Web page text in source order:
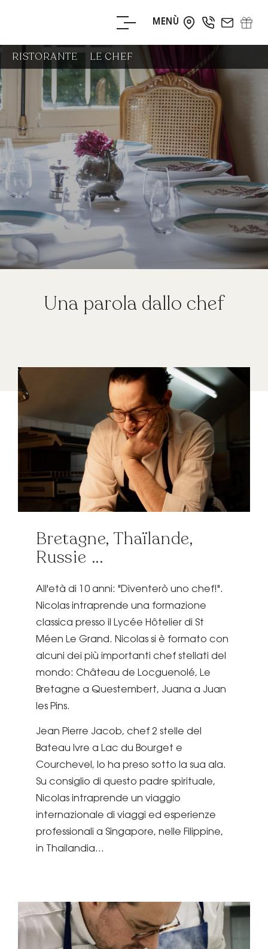
MENÙ
PRENOTA
ADESSO
PRENOTA UN
TAVOLO
GIFT BOX
PRENOTA IL TUO
EVENTO
PRIVATO/PRO
RISTORANTE LE CHEF
Una parola dallo chef
Bretagne, Thaïlande,
Russie ...
All'età di 10 anni: "Diventerò uno chef!".
Nicolas intraprende una formazione
classica presso il Lycée Hôtelier di St
Méen Le Grand. Nicolas si è formato con
alcuni dei più importanti chef stellati del
mondo: Château de Locguenolé, Le
Bretagne a Questembert, Juana a Juan
les Pins.
Jean Pierre Jacob, chef 2 stelle del
Bateau Ivre a Lac du Bourget e
Courchevel, lo ha preso sotto la sua ala.
Su consiglio di questo padre spirituale,
Nicolas intraprende un viaggio
internazionale di viaggi ed esperienze
professionali a Singapore, nelle Filippine,
in Thailandia...